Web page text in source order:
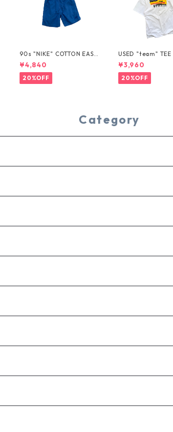
90s "NIKE" COTTON EASY
SHORTS
¥4,840
20%OFF
USED "team" TEE
¥3,960
20%OFF
Category